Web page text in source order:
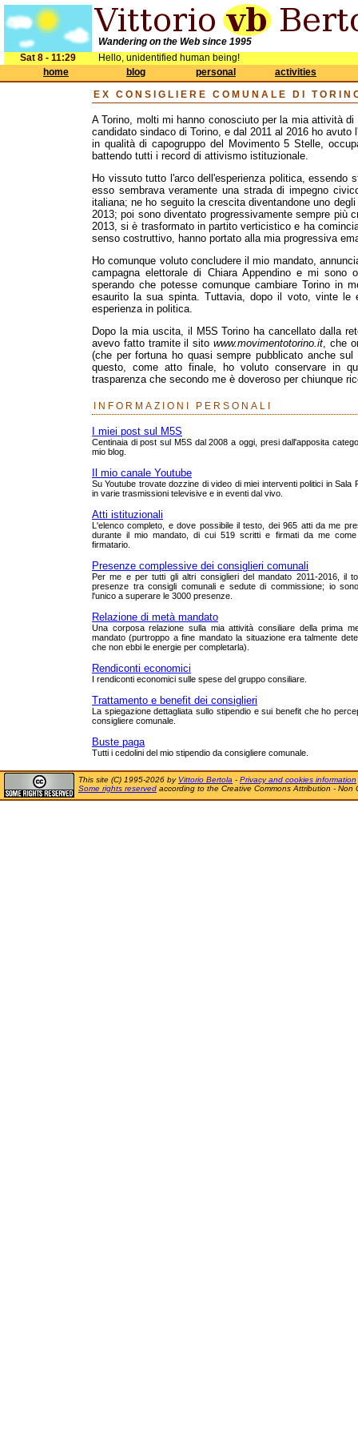
Wandering on the Web since 1995
Sat 8 - 11:29
Hello, unidentified human being!
home
blog personal
activities
EX CONSIGLIERE COMUNALE DI
A Torino, molti mi hanno conosciuto per la mia attività
candidato sindaco di Torino, e dal 2011 al 2016 ho
in qualità di capogruppo del Movimento 5 Stelle,
battendo tutti i record di attivismo istituzionale.
Ho vissuto tutto l'arco dell'esperienza politica, essendo
esso sembrava veramente una strada di impegno
italiana; ne ho seguito la crescita diventandone uno
2013; poi sono diventato progressivamente sempre più
2013, si è trasformato in partito verticistico e ha
senso costruttivo, hanno portato alla mia progressiva
Ho comunque voluto concludere il mio mandato,
campagna elettorale di Chiara Appendino e mi
sperando che potesse comunque cambiare Torino in
esaurito la sua spinta. Tuttavia, dopo il voto, vinte
esperienza in politica.
Dopo la mia uscita, il M5S Torino ha cancellato dalla
avevo fatto tramite il sito www.movimentotorino.it, che
(che per fortuna ho quasi sempre pubblicato anche
questo, come atto finale, ho voluto conservare in
trasparenza che secondo me è doveroso per chiunque
INFORMAZIONI PERSONALI
I miei post sul M5S
Centinaia di post sul M5S dal 2008 a oggi, presi dall'apposita
mio blog.
Il mio canale Youtube
Su Youtube trovate dozzine di video di miei interventi politici in Sala
in varie trasmissioni televisive e in eventi dal vivo.
Atti istituzionali
L'elenco completo, e dove possibile il testo, dei 965 atti da me
durante il mio mandato, di cui 519 scritti e firmati da me come
firmatario.
Presenze complessive dei consiglieri comunali
Per me e per tutti gli altri consiglieri del mandato 2011-2016, il
presenze tra consigli comunali e sedute di commissione; io
l'unico a superare le 3000 presenze.
Relazione di metà mandato
Una corposa relazione sulla mia attività consiliare della prima
mandato (purtroppo a fine mandato la situazione era talmente
che non ebbi le energie per completarla).
Rendiconti economici
I rendiconti economici sulle spese del gruppo consiliare.
Trattamento e benefit dei consiglieri
La spiegazione dettagliata sullo stipendio e sui benefit che ho
consigliere comunale.
Buste paga
Tutti i cedolini del mio stipendio da consigliere comunale.
This site (C) 1995-2026 by Vittorio Bertola - Privacy and cookies information
Some rights reserved according to the Creative Commons Attribution - Non